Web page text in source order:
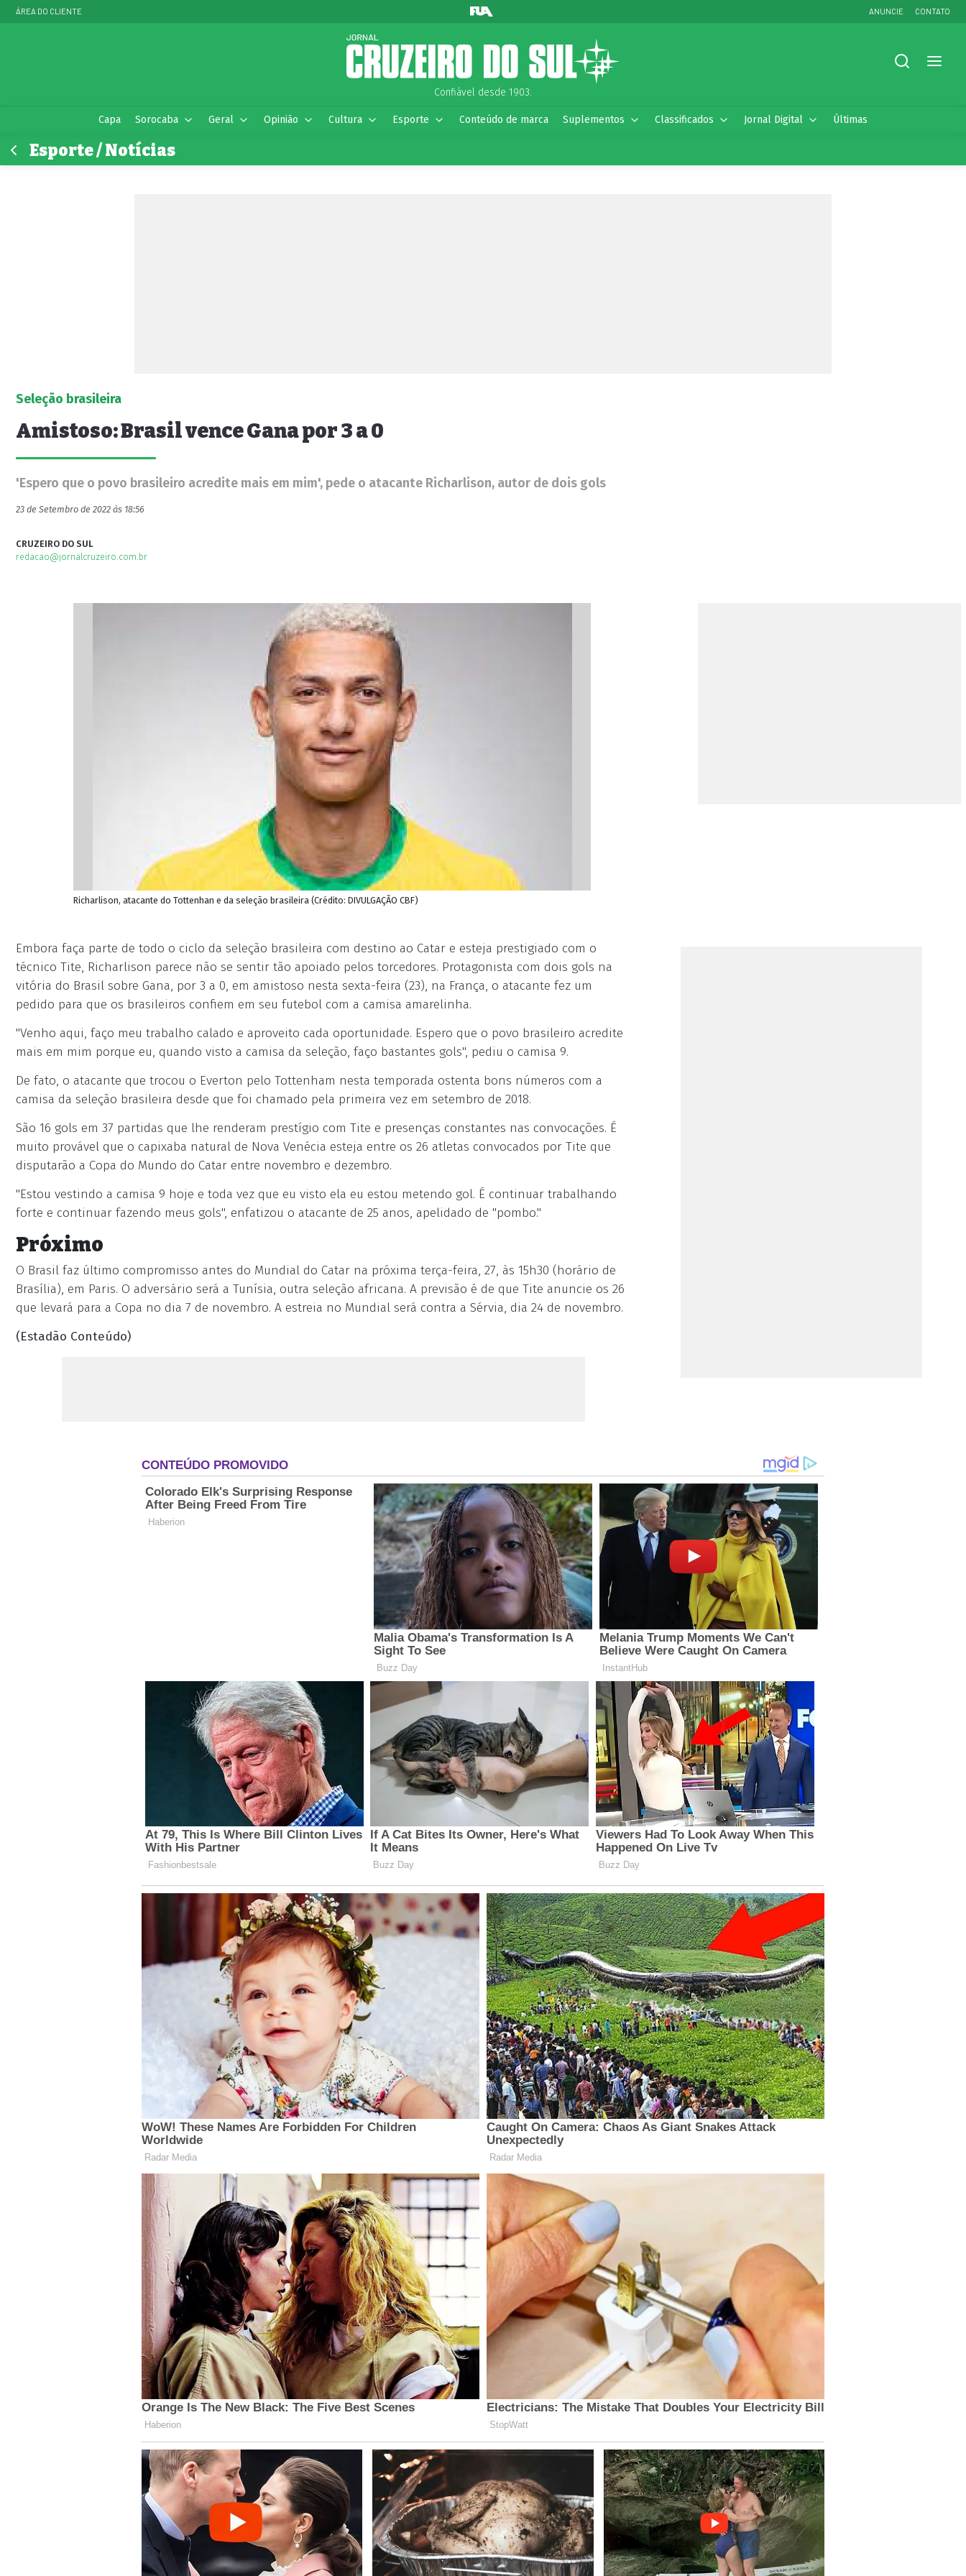
ÁREA DO CLIENTE ANUNCIE CONTATO
Confiável desde 1903.
Capa Sorocaba Geral Opinião Cultura Esporte Conteúdo de marca Suplementos Classificados Jornal Digital Últimas
Esporte / Notícias
Seleção brasileira
Amistoso: Brasil vence Gana por 3 a 0
'Espero que o povo brasileiro acredite mais em mim', pede o atacante Richarlison, autor de dois gols
23 de Setembro de 2022 às 18:56
CRUZEIRO DO SUL
redacao@jornalcruzeiro.com.br
Richarlison, atacante do Tottenhan e da seleção brasileira (Crédito: DIVULGAÇÃO CBF)
Embora faça parte de todo o ciclo da seleção brasileira com destino ao Catar e esteja prestigiado com o
técnico Tite, Richarlison parece não se sentir tão apoiado pelos torcedores. Protagonista com dois gols na
vitória do Brasil sobre Gana, por 3 a 0, em amistoso nesta sexta-feira (23), na França, o atacante fez um
pedido para que os brasileiros confiem em seu futebol com a camisa amarelinha.
"Venho aqui, faço meu trabalho calado e aproveito cada oportunidade. Espero que o povo brasileiro acredite
mais em mim porque eu, quando visto a camisa da seleção, faço bastantes gols", pediu o camisa 9.
De fato, o atacante que trocou o Everton pelo Tottenham nesta temporada ostenta bons números com a
camisa da seleção brasileira desde que foi chamado pela primeira vez em setembro de 2018.
São 16 gols em 37 partidas que lhe renderam prestígio com Tite e presenças constantes nas convocações. É
muito provável que o capixaba natural de Nova Venécia esteja entre os 26 atletas convocados por Tite que
disputarão a Copa do Mundo do Catar entre novembro e dezembro.
"Estou vestindo a camisa 9 hoje e toda vez que eu visto ela eu estou metendo gol. É continuar trabalhando
forte e continuar fazendo meus gols", enfatizou o atacante de 25 anos, apelidado de "pombo."
Próximo
O Brasil faz último compromisso antes do Mundial do Catar na próxima terça-feira, 27, às 15h30 (horário de
Brasília), em Paris. O adversário será a Tunísia, outra seleção africana. A previsão é de que Tite anuncie os 26
que levará para a Copa no dia 7 de novembro. A estreia no Mundial será contra a Sérvia, dia 24 de novembro.
(Estadão Conteúdo)